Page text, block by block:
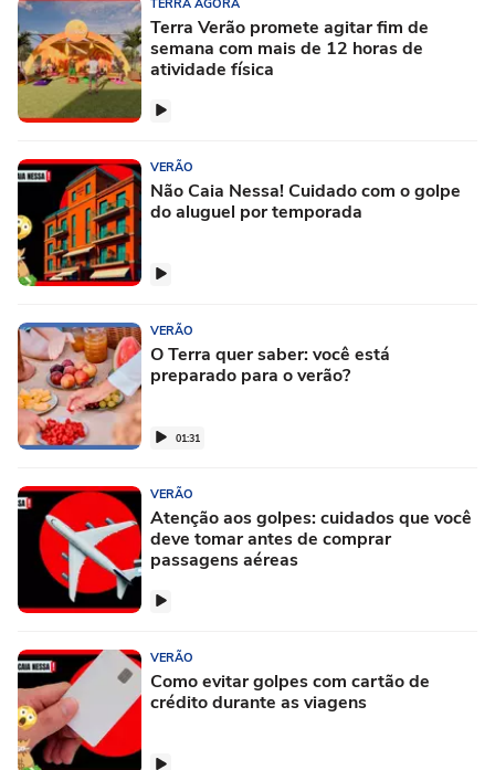
TERRA AGORA
Terra Verão promete agitar fim de
semana com mais de 12 horas de
atividade física
VERÃO
Não Caia Nessa! Cuidado com o golpe
do aluguel por temporada
VERÃO
O Terra quer saber: você está
preparado para o verão?
01:31
VERÃO
Atenção aos golpes: cuidados que você
deve tomar antes de comprar
passagens aéreas
VERÃO
Como evitar golpes com cartão de
crédito durante as viagens